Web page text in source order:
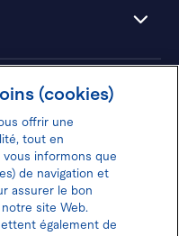
gagner 100$
(cookies)
offrir une
tout en
informons que
de navigation et
assurer le bon
site Web.
également de